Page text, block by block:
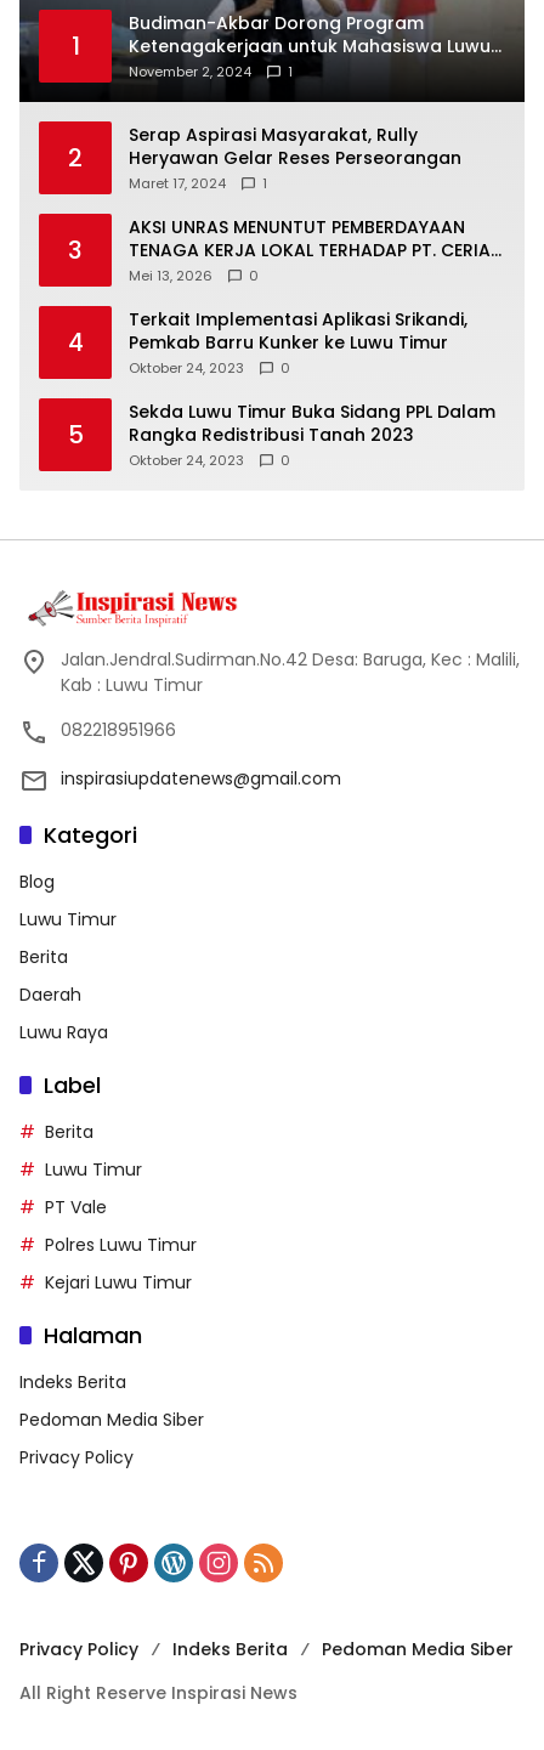
1
Budiman-Akbar Dorong Program
Ketenagakerjaan untuk Mahasiswa Luwu
Timur, Juru Bicara: Ini Peluang Nyata bagi
November 2, 2024 1
2
Serap Aspirasi Masyarakat, Rully
Heryawan Gelar Reses Perseorangan
Maret 17, 2024 1
3
AKSI UNRAS MENUNTUT PEMBERDAYAAN
TENAGA KERJA LOKAL TERHADAP PT. CERIA
NUGRAHA LESTARI
Mei 13, 2026 0
4
Terkait Implementasi Aplikasi Srikandi,
Pemkab Barru Kunker ke Luwu Timur
Oktober 24, 2023 0
5
Sekda Luwu Timur Buka Sidang PPL Dalam
Rangka Redistribusi Tanah 2023
Oktober 24, 2023 0
Jalan.Jendral.Sudirman.No.42 Desa: Baruga, Kec : Malili,
Kab : Luwu Timur
082218951966
inspirasiupdatenews@gmail.com
Kategori
Blog
Luwu Timur
Berita
Daerah
Luwu Raya
Label
Berita
Luwu Timur
PT Vale
Polres Luwu Timur
Kejari Luwu Timur
Halaman
Indeks Berita
Pedoman Media Siber
Privacy Policy
Privacy Policy Indeks Berita
Pedoman Media Siber
All Right Reserve Inspirasi News